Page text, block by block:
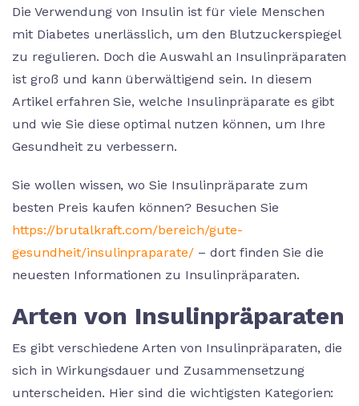
Die Verwendung von Insulin ist für viele Menschen
mit Diabetes unerlässlich, um den Blutzuckerspiegel
zu regulieren. Doch die Auswahl an Insulinpräparaten
ist groß und kann überwältigend sein. In diesem
Artikel erfahren Sie, welche Insulinpräparate es gibt
und wie Sie diese optimal nutzen können, um Ihre
Gesundheit zu verbessern.
Sie wollen wissen, wo Sie Insulinpräparate zum
besten Preis kaufen können? Besuchen Sie
https://brutalkraft.com/bereich/gute-
gesundheit/insulinpraparate/ – dort finden Sie die
neuesten Informationen zu Insulinpräparaten.
Arten von Insulinpräparaten
Es gibt verschiedene Arten von Insulinpräparaten, die
sich in Wirkungsdauer und Zusammensetzung
unterscheiden. Hier sind die wichtigsten Kategorien: